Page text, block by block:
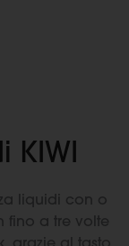
KIWI
liquidi con o
fino a tre volte